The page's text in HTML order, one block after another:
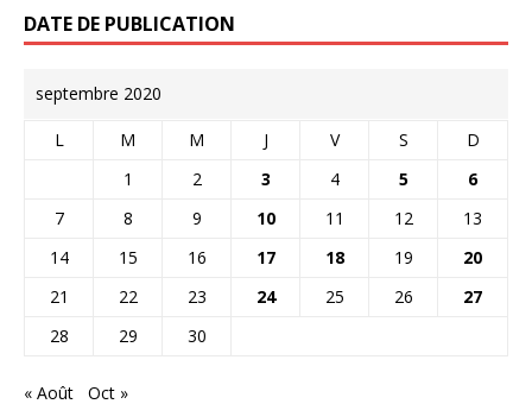
DATE DE PUBLICATION
septembre 2020
L M M J V S
D
1
2 3 4 5
6
7
8 9 10 11 12
13
14
15 16 17 18 19
20
21
22 23 24 25 26
27
28
29 30
« Août Oct »